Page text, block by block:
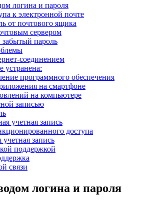
логина и пароля
к электронной почте
от почтового ящика
сервером
пароль
соединением
устранена:
программного обеспечения
на смартфоне
на компьютере
записью
учетная запись
доступа
запись
поддержкой
связи
логина и пароля